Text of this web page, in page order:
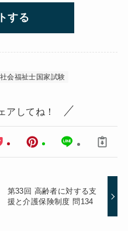
する
会福祉士国家試験
アしてね！
第33回 高齢者に対する支
援と介護保険制度 問134